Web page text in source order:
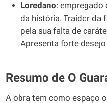
Loredano: empregado
da história. Traidor da
pela sua falta de
Apresenta forte desejo
Resumo de O
A obra tem como espaço